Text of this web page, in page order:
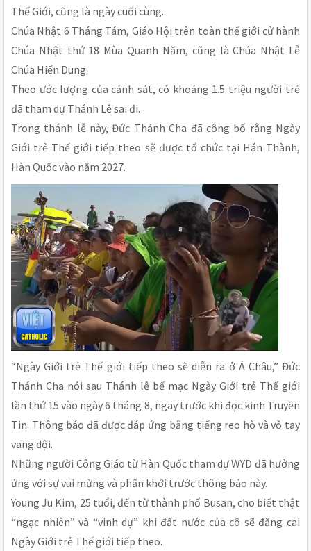
Thế Giới, cũng là ngày cuối cùng.
Chúa Nhật 6 Tháng Tám, Giáo Hội trên toàn thế giới cử hành
Chúa Nhật thứ 18 Mùa Quanh Năm, cũng là Chúa Nhật Lễ
Chúa Hiển Dung.
Theo ước lượng của cảnh sát, có khoảng 1.5 triệu người trẻ
đã tham dự Thánh Lễ sai đi.
Trong thánh lễ này, Đức Thánh Cha đã công bố rằng Ngày
Giới trẻ Thế giới tiếp theo sẽ được tổ chức tại Hán Thành,
Hàn Quốc vào năm 2027.
“Ngày Giới trẻ Thế giới tiếp theo sẽ diễn ra ở Á Châu,” Đức
Thánh Cha nói sau Thánh lễ bế mạc Ngày Giới trẻ Thế giới
lần thứ 15 vào ngày 6 tháng 8, ngay trước khi đọc kinh Truyền
Tin. Thông báo đã được đáp ứng bằng tiếng reo hò và vỗ tay
vang dội.
Những người Công Giáo từ Hàn Quốc tham dự WYD đã hưởng
ứng với sự vui mừng và phấn khởi trước thông báo này.
Young Ju Kim, 25 tuổi, đến từ thành phố Busan, cho biết thật
“ngạc nhiên” và “vinh dự” khi đất nước của cô sẽ đăng cai
Ngày Giới trẻ Thế giới tiếp theo.